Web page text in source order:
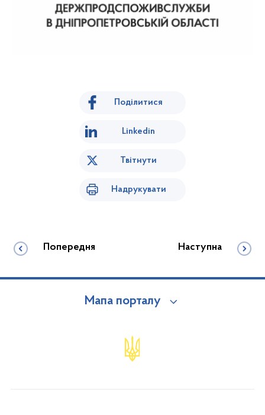
Поділитися
Linkedin
Твітнути
Надрукувати
Попередня Наступна
Мапа порталу